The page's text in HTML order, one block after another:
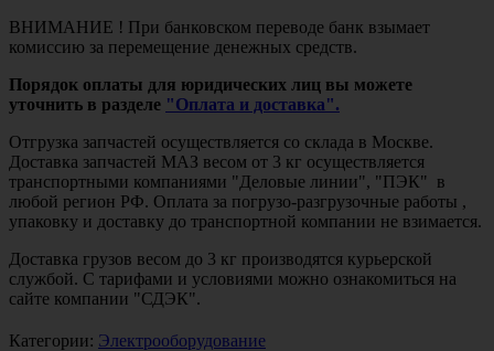
ВНИМАНИЕ ! При банковском переводе банк взымает
комиссию за перемещение денежных средств.
Порядок оплаты для юридических лиц вы можете
уточнить в разделе "Оплата и доставка".
Отгрузка запчастей осуществляется со склада в Москве.
Доставка запчастей МАЗ весом от 3 кг осуществляется
транспортными компаниями "Деловые линии", "ПЭК" в
любой регион РФ. Оплата за погрузо-разгрузочные работы ,
упаковку и доставку до транспортной компании не взимается.
Доставка грузов весом до 3 кг производятся курьерской
службой. С тарифами и условиями можно ознакомиться на
сайте компании "СДЭК".
Категории: Электрооборудование